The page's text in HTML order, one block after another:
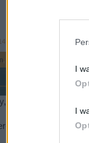
I
I
Dezember 2015
dein Vorschlag ist
böse-Koloss